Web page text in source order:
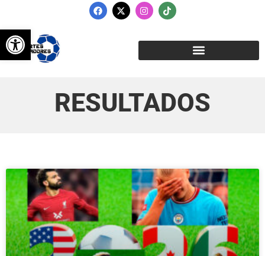
Abrir barra de herramientas
RESULTADOS